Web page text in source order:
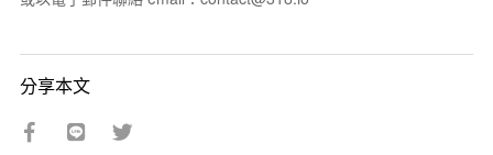
分享本文